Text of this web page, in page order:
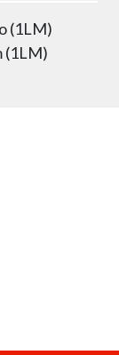
(1LM)
(1LM)